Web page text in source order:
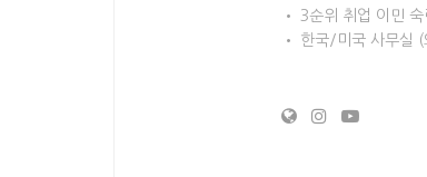
• 3순위 취업 이민
• 한국/미국 사무실 (